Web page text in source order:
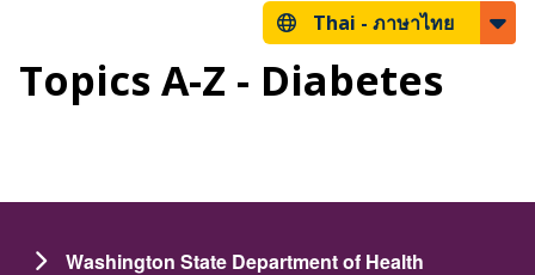
Thai - ภาษาไทย
Topics A-Z - Diabetes
Washington State Department of Health